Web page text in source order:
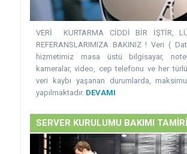
VERİ KURTARMA CİDDİ BİR İŞTİR,
REFERANSLARIMIZA BAKINIZ ! Veri (
hizmetimiz masa üstü bilgisayar,
kameralar, video, cep telefonu ve her
veri kaybı yaşanan durumlarda,
yapılmaktadır. DEVAMI
SERVER KURULUMU BAKIMI TAMİRİ